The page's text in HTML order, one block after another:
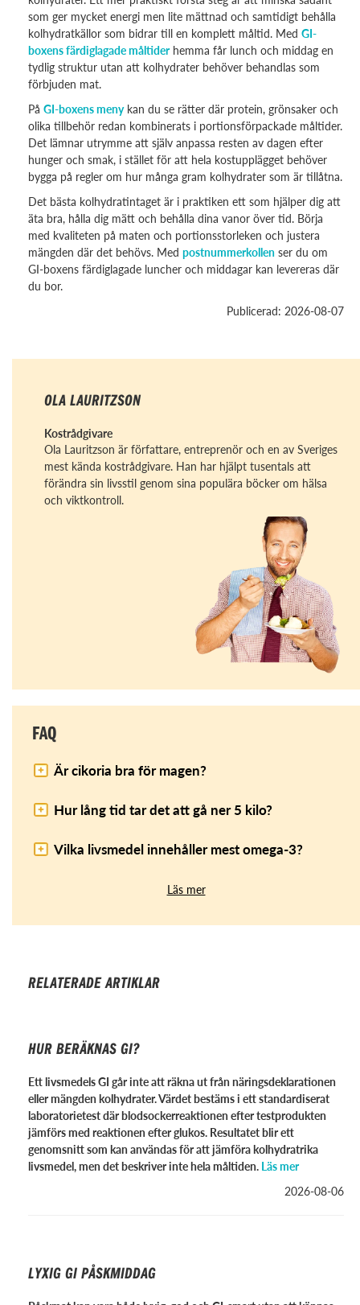
som ger mycket energi men lite mättnad och samtidigt behålla
kolhydratkällor som bidrar till en komplett måltid. Med GI-
boxens färdiglagade måltiderhemma får lunch och middag en
tydlig struktur utan att kolhydrater behöver behandlas som
förbjuden mat.
På GI-boxens menykan du se rätter där protein, grönsaker och
olika tillbehör redan kombinerats i portionsförpackade måltider.
Det lämnar utrymme att själv anpassa resten av dagen efter
hunger och smak, i stället för att hela kostupplägget behöver
bygga på regler om hur många gram kolhydrater som är tillåtna.
Det bästa kolhydratintaget är i praktiken ett som hjälper dig att
äta bra, hålla dig mätt och behålla dina vanor över tid. Börja
med kvaliteten på maten och portionsstorleken och justera
mängden där det behövs. Med postnummerkollen ser du om
GI-boxens färdiglagade luncher och middagar kan levereras där
du bor.
Publicerad: 2026-08-07
OLA LAURITZSON
Kostrådgivare
Ola Lauritzson är författare, entreprenör och en av Sveriges
mest kända kostrådgivare. Han har hjälpt tusentals att
förändra sin livsstil genom sina populära böcker om hälsa
och viktkontroll.
FAQ
Är cikoria bra för magen?
Hur lång tid tar det att gå ner 5 kilo?
Vilka livsmedel innehåller mest omega-3?
Läs mer
RELATERADE ARTIKLAR
HUR BERÄKNAS GI?
Ett livsmedels GI går inte att räkna ut från näringsdeklarationen
eller mängden kolhydrater. Värdet bestäms i ett standardiserat
laboratorietest där blodsockerreaktionen efter testprodukten
jämförs med reaktionen efter glukos. Resultatet blir ett
genomsnitt som kan användas för att jämföra kolhydratrika
livsmedel, men det beskriver inte hela måltiden. Läs mer
2026-08-06
LYXIG GI PÅSKMIDDAG